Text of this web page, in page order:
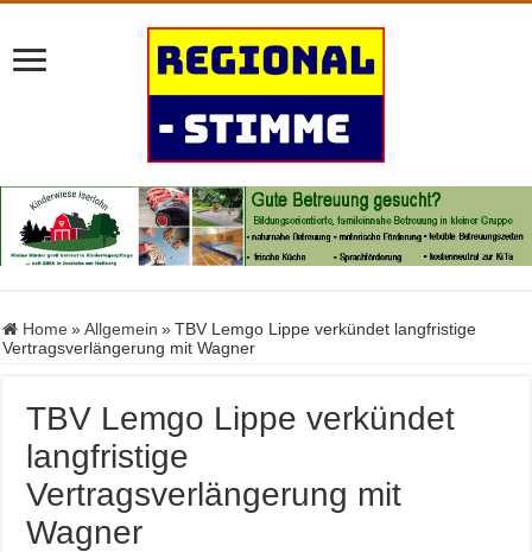
Home » Allgemein » TBV Lemgo Lippe verkündet langfristige
Vertragsverlängerung mit Wagner
TBV Lemgo Lippe verkündet
langfristige
Vertragsverlängerung mit
Wagner